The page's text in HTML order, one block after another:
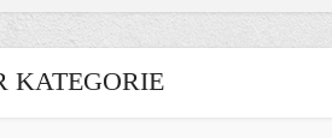
KATEGORIE